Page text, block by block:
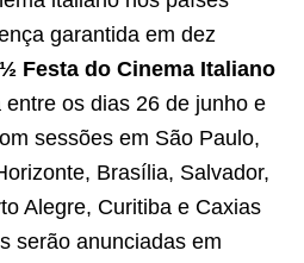
garantida em dez
Festa do Cinema Italiano
entre os dias 26 de junho e
sessões em São Paulo,
Brasília, Salvador,
Alegre, Curitiba e Caxias
serão anunciadas em